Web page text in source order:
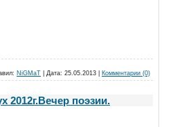
NiGMaT Дата: 25.05.2013 Комментарии (0)
2012г.Вечер поэзии.